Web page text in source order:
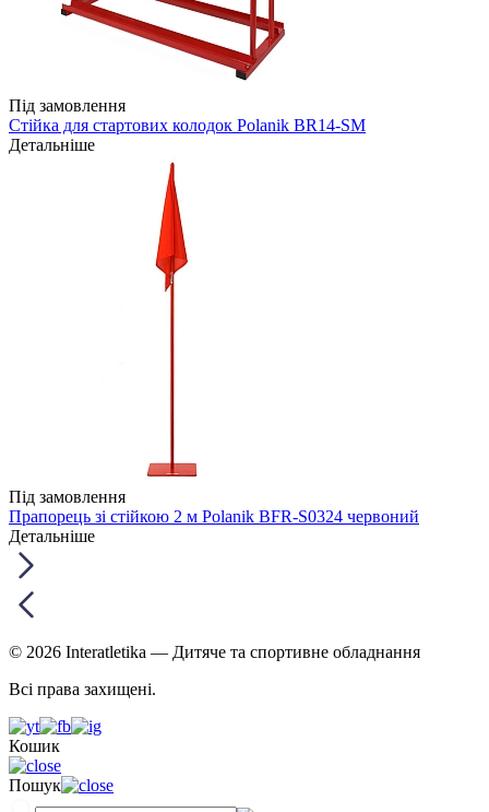
Під замовлення
Стійка для стартових колодок Polanik BR14-SM
Детальніше
Під замовлення
Прапорець зі стійкою 2 м Polanik BFR-S0324 червоний
Детальніше
© 2026 Interatletika — Дитяче та спортивне обладнання
Всі права захищені.
Кошик
Пошук